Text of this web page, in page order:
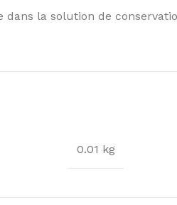
la solution de
0.01 kg